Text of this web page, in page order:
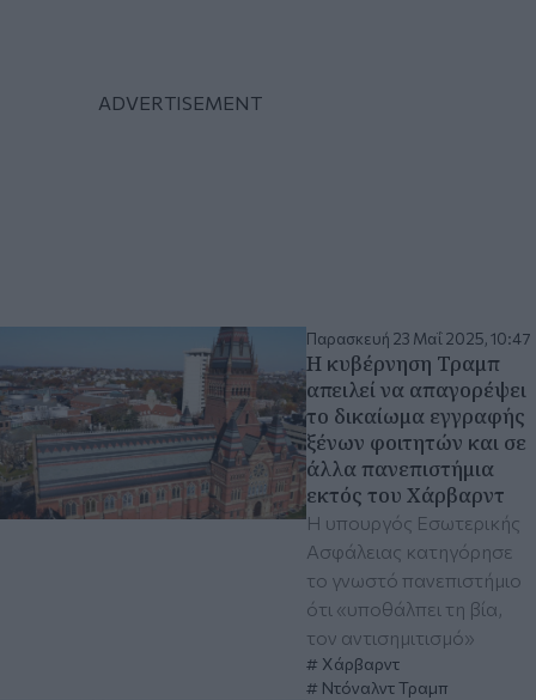
Παρασκευή 23 Μαΐ 2025, 10:47
Η κυβέρνηση Τραμπ
απειλεί να απαγορέψει
το δικαίωμα εγγραφής
ξένων φοιτητών και σε
άλλα πανεπιστήμια
εκτός του Χάρβαρντ
Η υπουργός Εσωτερικής
Ασφάλειας κατηγόρησε
το γνωστό πανεπιστήμιο
ότι «υποθάλπει τη βία,
τον αντισημιτισμό»
Χάρβαρντ
Ντόναλντ Τραμπ